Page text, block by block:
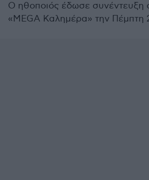
Ο ηθοποιός έδωσε συνέντευξη
«MEGA Καλημέρα» την Πέμπτη